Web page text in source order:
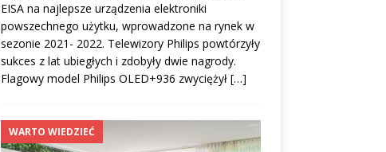
EISA na najlepsze urządzenia elektroniki
powszechnego użytku, wprowadzone na rynek w
sezonie 2021- 2022. Telewizory Philips powtórzyły
sukces z lat ubiegłych i zdobyły dwie nagrody.
Flagowy model Philips OLED+936 zwyciężył […]
WARTO WIEDZIEĆ